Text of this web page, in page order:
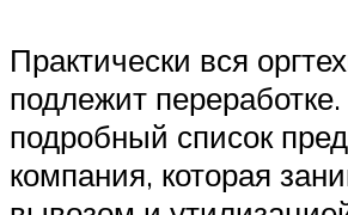
Практически вся
подлежит
подробный список
компания, которая